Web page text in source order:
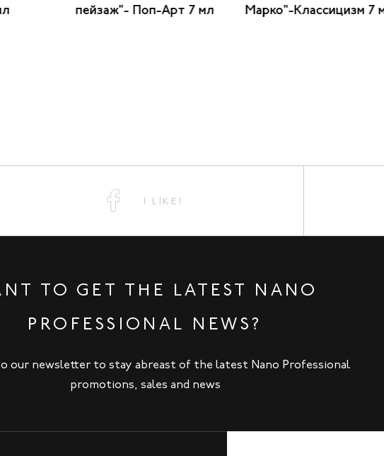
пейзаж"- Поп-Арт 7 мл
Марко"-Классицизм 7
I LIKE!
TO GET THE LATEST NANO
PROFESSIONAL NEWS?
our newsletter to stay abreast of the latest Nano Professional
promotions, sales and news